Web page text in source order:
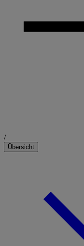
/
Übersicht